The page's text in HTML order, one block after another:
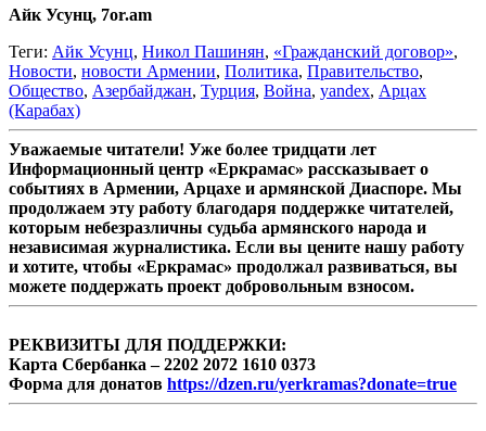
Айк Усунц, 7or.am
Теги: Айк Усунц, Никол Пашинян, «Гражданский договор»,
Новости, новости Армении, Политика, Правительство,
Общество, Азербайджан, Турция, Война, yandex, Арцах
(Карабах)
Уважаемые читатели! Уже более тридцати лет
Информационный центр «Еркрамас» рассказывает о
событиях в Армении, Арцахе и армянской Диаспоре. Мы
продолжаем эту работу благодаря поддержке читателей,
которым небезразличны судьба армянского народа и
независимая журналистика. Если вы цените нашу работу
и хотите, чтобы «Еркрамас» продолжал развиваться, вы
можете поддержать проект добровольным взносом.
РЕКВИЗИТЫ ДЛЯ ПОДДЕРЖКИ:
Карта Сбербанка – 2202 2072 1610 0373
Форма для донатов https://dzen.ru/yerkramas?donate=true